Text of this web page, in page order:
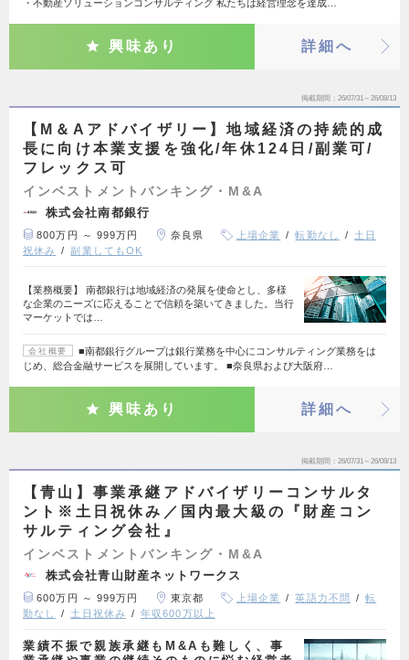
・不動産ソリューションコンサルティング 私たちは経営理念を達成…
興味あり 詳細へ
掲載期間 26/07/31～26/08/13
【M＆Aアドバイザリー】地域経済の持続的成
長に向け本業支援を強化/年休124日/副業可/
フレックス可
インベストメントバンキング・M&A
株式会社南都銀行
800万円 ～ 999万円 奈良県 上場企業 転勤なし
土日
祝休み
副業してもOK
【業務概要】 南都銀行は地域経済の発展を使命とし、多様
な企業のニーズに応えることで信頼を築いてきました。当行
マーケットでは…
会社概要
■南都銀行グループは銀行業務を中心にコンサルティング業務をは
じめ、総合金融サービスを展開しています。 ■奈良県および大阪府…
興味あり 詳細へ
掲載期間 26/07/31～26/08/13
【青山】事業承継アドバイザリーコンサルタ
ント※土日祝休み／国内最大級の『財産コン
サルティング会社』
インベストメントバンキング・M&A
株式会社青山財産ネットワークス
600万円 ～ 999万円 東京都 上場企業 英語力不問
転
勤なし
土日祝休み 年収600万以上
業績不振で親族承継もM&Aも難しく、事